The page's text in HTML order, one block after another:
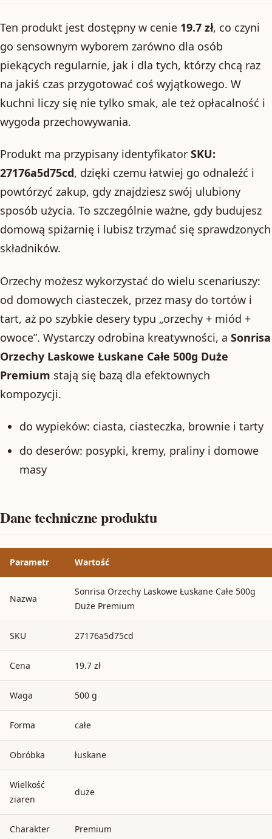
Ten produkt jest dostępny w cenie 19.7 zł, co czyni
go sensownym wyborem zarówno dla osób
piekących regularnie, jak i dla tych, którzy chcą raz
na jakiś czas przygotować coś wyjątkowego. W
kuchni liczy się nie tylko smak, ale też opłacalność i
wygoda przechowywania.
Produkt ma przypisany identyfikator SKU:
27176a5d75cd, dzięki czemu łatwiej go odnaleźć i
powtórzyć zakup, gdy znajdziesz swój ulubiony
sposób użycia. To szczególnie ważne, gdy budujesz
domową spiżarnię i lubisz trzymać się sprawdzonych
składników.
Orzechy możesz wykorzystać do wielu scenariuszy:
od domowych ciasteczek, przez masy do tortów i
tart, aż po szybkie desery typu „orzechy + miód +
owoce”. Wystarczy odrobina kreatywności, a Sonrisa
Orzechy Laskowe Łuskane Całe 500g Duże
Premium stają się bazą dla efektownych
kompozycji.
do wypieków: ciasta, ciasteczka, brownie i tarty
do deserów: posypki, kremy, praliny i domowe
masy
Dane techniczne produktu
Parametr Wartość
Nazwa
Sonrisa Orzechy Laskowe Łuskane Całe 500g
Duże Premium
SKU 27176a5d75cd
Cena 19.7 zł
Waga 500 g
Forma całe
Obróbka łuskane
Wielkość
ziaren
duże
Charakter Premium